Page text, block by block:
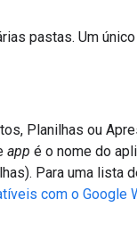
pastas. Um
Planilhas ou
app é o nome do
Para uma lista
com o Google